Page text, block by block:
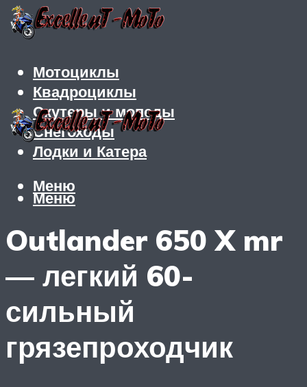
Мотоциклы
Квадроциклы
Скутеры и мопеды
Снегоходы
Лодки и Катера
Меню
Меню
Outlander 650 X mr
— легкий 60-
сильный
грязепроходчик